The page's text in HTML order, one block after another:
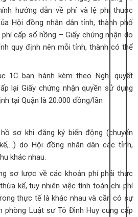
hướng dẫn về phí và lệ phí thuộc
Hội đồng nhân dân tỉnh, thành phố
cấp sổ hồng – Giấy chứng nhận do
quy định nên mỗi tỉnh, thành có thể
1C ban hành kèm theo Nghị quyết
lại Giấy chứng nhận quyền sử dụng
tại Quận là 20.000 đồng/lần
sơ khi đăng ký biến động (chuyển
do Hội đồng nhân dân các tỉnh,
khác nhau.
sơ lược về các khoản phí phải thực
kế, tuy nhiên việc tính toán chi phí
thực tế là khác nhau và cần có sự
phòng Luật sư Tô Đình Huy cung cấp